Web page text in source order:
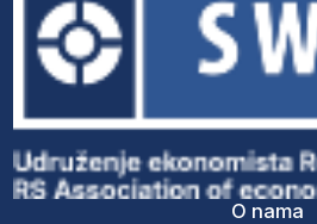
O nama